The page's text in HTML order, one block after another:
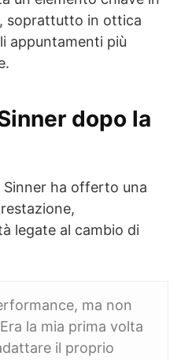
soprattutto in ottica
appuntamenti più
dopo la
ha offerto una
legate al cambio di
ma non
la mia prima volta
il proprio